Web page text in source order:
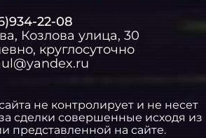
22-08
, Козлова улица, 30
круглосуточно
не контролирует и не несет
сделки совершенные исходя из
представленной на сайте.